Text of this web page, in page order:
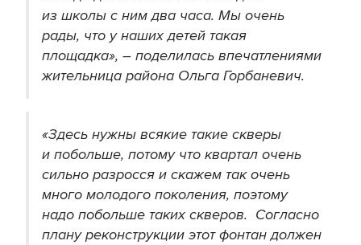
из школы с ним два часа. Мы очень
рады, что у наших детей такая
площадка», – поделилась впечатлениями
жительница района Ольга Горбаневич.
«Здесь нужны всякие такие скверы
и побольше, потому что квартал очень
сильно разросся и скажем так очень
много молодого поколения, поэтому
надо побольше таких скверов. Согласно
плану реконструкции этот фонтан должен